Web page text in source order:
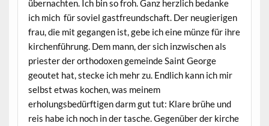
übernachten. Ich bin so froh. Ganz herzlich bedanke
ich mich für soviel gastfreundschaft. Der neugierigen
frau, die mit gegangen ist, gebe ich eine münze für ihre
kirchenführung. Dem mann, der sich inzwischen als
priester der orthodoxen gemeinde Saint George
geoutet hat, stecke ich mehr zu. Endlich kann ich mir
selbst etwas kochen, was meinem
erholungsbedürftigen darm gut tut: Klare brühe und
reis habe ich noch in der tasche. Gegenüber der kirche